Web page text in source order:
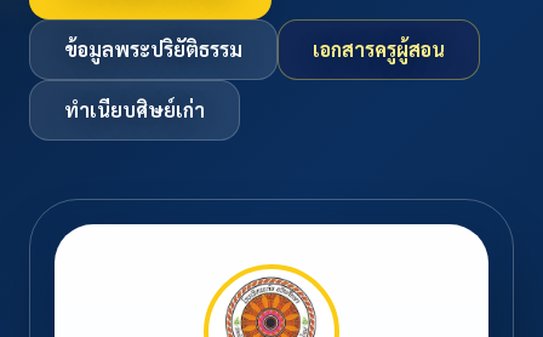
ข้อมูลพระปริยัติธรรม เอกสารครูผู้สอน
ทำเนียบศิษย์เก่า